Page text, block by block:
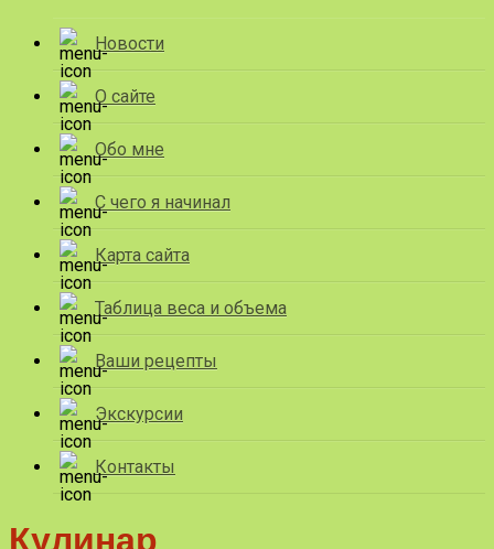
Новости
О сайте
Обо мне
С чего я начинал
Карта сайта
Таблица веса и объема
Ваши рецепты
Экскурсии
Контакты
Кулинар